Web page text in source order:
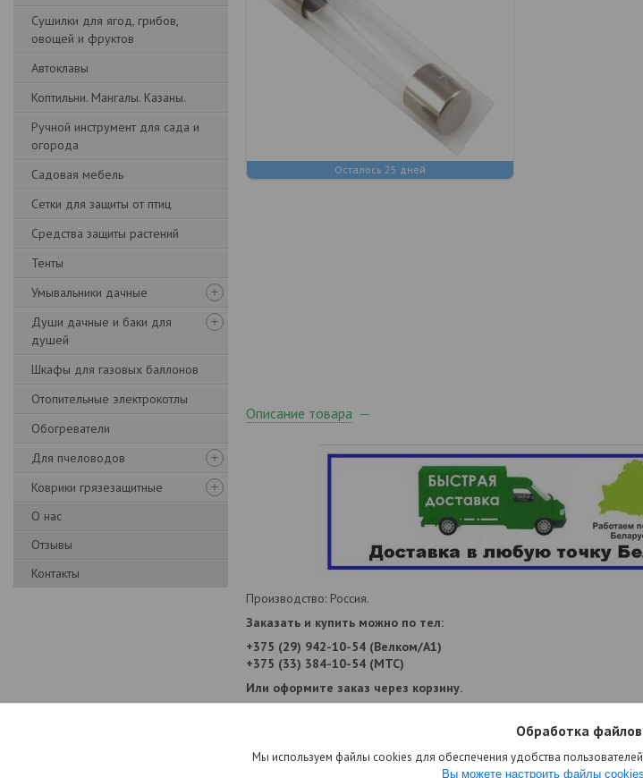
Сушилки для ягод, грибов,
овощей и фруктов
Автоклавы
Коптильни. Мангалы. Казаны.
Ручной инструмент для сада и
огорода
Садовая мебель
Сетки для защиты от птиц
Средства защиты растений
Тенты
Умывальники дачные
Души дачные и баки для
душей
Шкафы для газовых баллонов
Отопительные электрокотлы
Обогреватели
Для пчеловодов
Коврики грязезащитные
О нас
Отзывы
Контакты
Осталось 25 дней
Описание товара
Производство: Россия.
Заказать и купить можно по тел:
+375 (29) 942-10-54 (Велком/А1)
+375 (33) 384-10-54 (МТС)
Или оформите заказ через корзину.
Обработка
Мы используем файлы cookies для обеспечения удобства
Вы можете настроить файлы